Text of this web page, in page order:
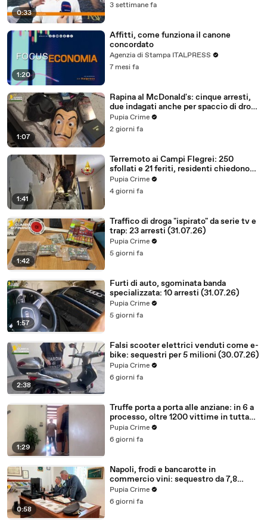
0:33
3 settimane fa
1:20
Affitti, come funziona il canone
concordato
Agenzia di Stampa ITALPRESS
7 mesi fa
1:07
Rapina al McDonald's: cinque arresti,
due indagati anche per spaccio di droga
(03.08.26)
Pupia Crime
2 giorni fa
1:41
Terremoto ai Campi Flegrei: 250
sfollati e 21 feriti, residenti chiedono
certezze sul futuro (01.08.26)
Pupia Crime
4 giorni fa
1:42
Traffico di droga "ispirato" da serie tv e
trap: 23 arresti (31.07.26)
Pupia Crime
5 giorni fa
1:57
Furti di auto, sgominata banda
specializzata: 10 arresti (31.07.26)
Pupia Crime
5 giorni fa
2:38
Falsi scooter elettrici venduti come e-
bike: sequestri per 5 milioni (30.07.26)
Pupia Crime
6 giorni fa
1:29
Truffe porta a porta alle anziane: in 6 a
processo, oltre 1200 vittime in tutta
Italia (30.07.26)
Pupia Crime
6 giorni fa
0:58
Napoli, frodi e bancarotte in
commercio vini: sequestro da 7,8
milioni (30.07.26)
Pupia Crime
6 giorni fa